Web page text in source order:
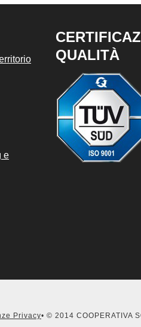
e
QUALITÀ
Privacy• © 2014 COOPERATIVA